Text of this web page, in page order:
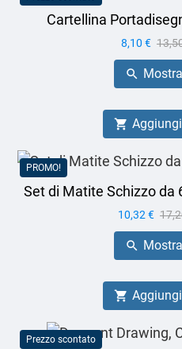
Cartellina
Prezzo
8,10 €
base


PROMO!
Set di Matite Schizzo da
Prezzo
10,32 €


Prezzo scontato